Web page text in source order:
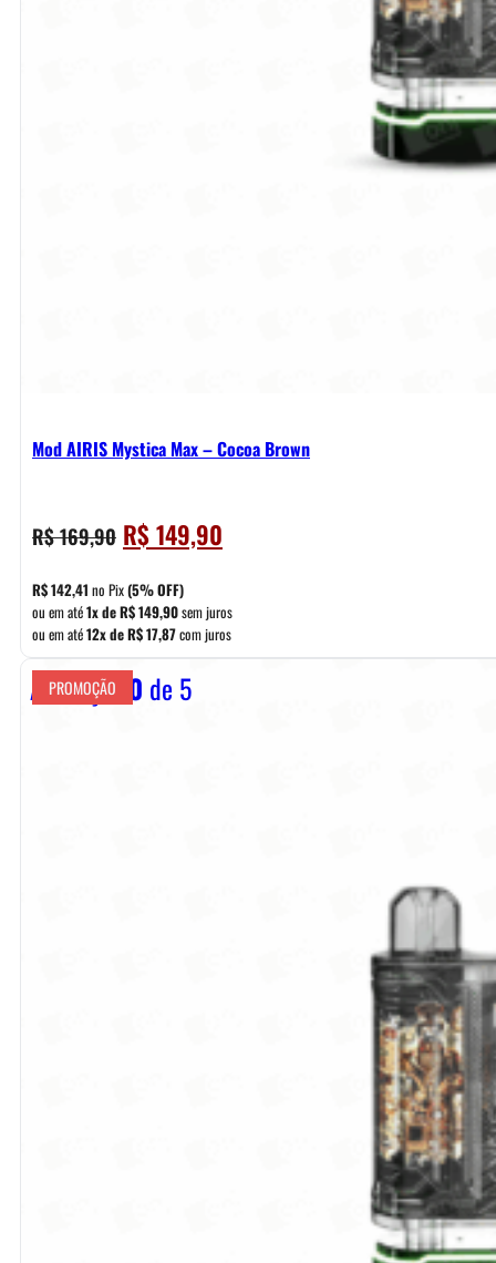
Mod AIRIS Mystica Max – Cocoa Brown
R$169,90 O
preço
original
era:
R$ 169,90.
R$149,90
preço
é:
R$ 149,90.
R$142,41 no Pix(5% OFF)
ou em até1x deR$149,90sem juros
ou em até12x deR$17,87com juros
Avaliação 0 de 5
PROMOÇÃO